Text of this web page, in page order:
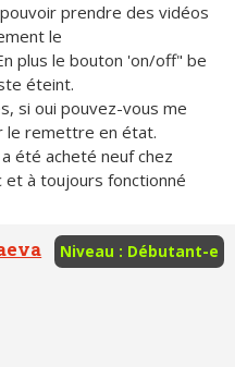
prendre des vidéos
le
plus le bouton 'on/off" be
éteint.
si oui pouvez-vous me
le remettre en état.
été acheté neuf chez
et à toujours fonctionné
Niveau : Débutant-e